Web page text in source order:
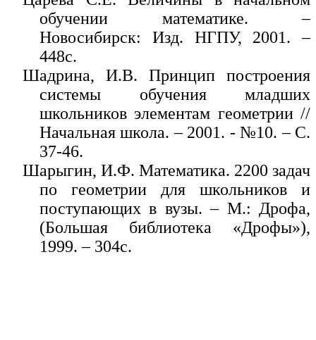
обучении математике. –
Новосибирск: Изд. НГПУ, 2001. –
448с.
Шадрина, И.В. Принцип построения
системы обучения младших
школьников элементам геометрии //
Начальная школа. – 2001. - №10. – С.
37-46.
Шарыгин, И.Ф. Математика. 2200 задач
по геометрии для школьников и
поступающих в вузы. – М.: Дрофа,
(Большая библиотека «Дрофы»),
1999. – 304с.